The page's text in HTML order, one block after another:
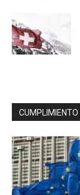
CUMPLIMIENTO